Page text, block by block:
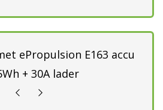
ePropulsion E163 accu
+ 30A lader